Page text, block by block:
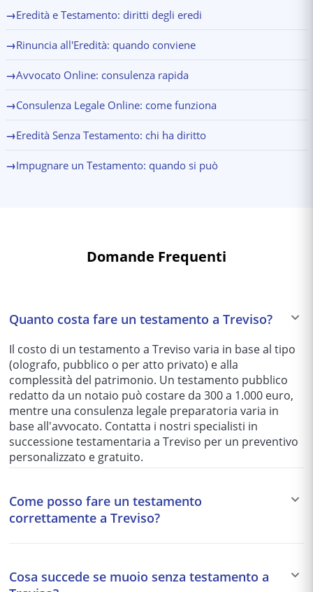
→Eredità e Testamento: diritti degli eredi
→Rinuncia all'Eredità: quando conviene
→Avvocato Online: consulenza rapida
→Consulenza Legale Online: come funziona
→Eredità Senza Testamento: chi ha diritto
→Impugnare un Testamento: quando si può
Domande Frequenti
Quanto costa fare un testamento a Treviso?
Il costo di un testamento a Treviso varia in base al tipo
(olografo, pubblico o per atto privato) e alla
complessità del patrimonio. Un testamento pubblico
redatto da un notaio può costare da 300 a 1.000 euro,
mentre una consulenza legale preparatoria varia in
base all'avvocato. Contatta i nostri specialisti in
successione testamentaria a Treviso per un preventivo
personalizzato e gratuito.
Come posso fare un testamento
correttamente a Treviso?
notaio) o per atto privato (sottoscritto da testimoni). Il
Cosa succede se muoio senza testamento a